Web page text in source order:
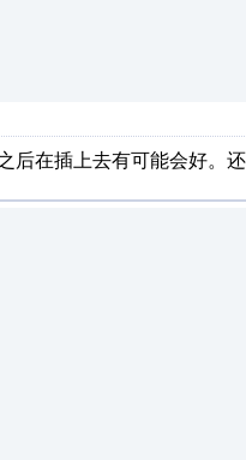
后在插上去有可能会好。